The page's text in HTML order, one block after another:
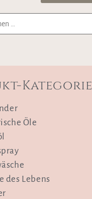
Öle
des Lebens